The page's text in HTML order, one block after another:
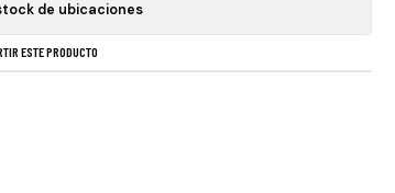
de ubicaciones
ESTE PRODUCTO